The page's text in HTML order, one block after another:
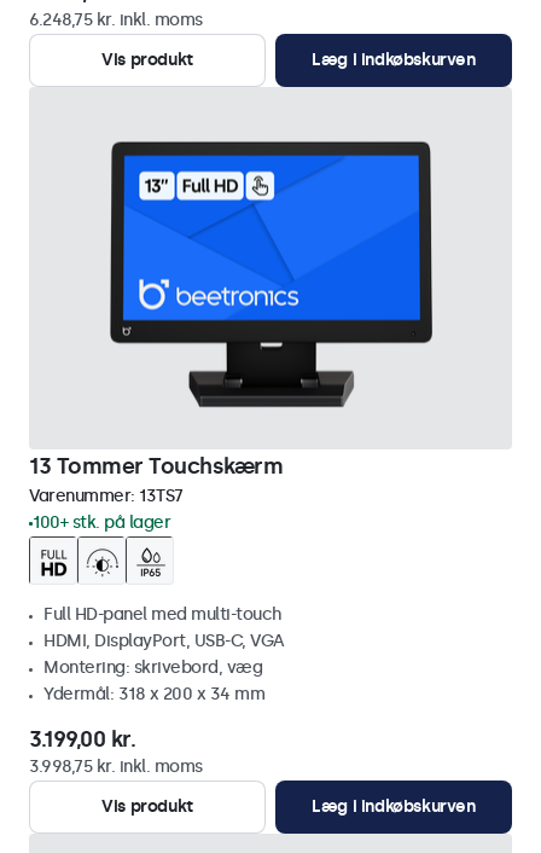
6.248,75 kr. inkl. moms
Vis produkt
Læg i indkøbskurven
13 Tommer Touchskærm
Varenummer: 13TS7
100+ stk. på lager
Full HD-panel med multi-touch
HDMI, DisplayPort, USB-C, VGA
Montering: skrivebord, væg
Ydermål: 318 x 200 x 34 mm
3.199,00 kr.
3.998,75 kr. inkl. moms
Vis produkt
Læg i indkøbskurven